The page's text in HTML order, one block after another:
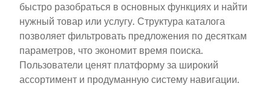
быстро разобраться в основных функциях и найти
нужный товар или услугу. Структура каталога
позволяет фильтровать предложения по десяткам
параметров, что экономит время поиска.
Пользователи ценят платформу за широкий
ассортимент и продуманную систему навигации.